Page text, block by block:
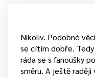
Nikoliv. Podobné
se cítím dobře.
ráda se s fanoušky
směru. A ještě raději